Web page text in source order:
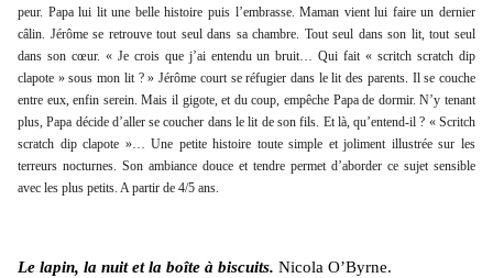
peur. Papa lui lit une belle histoire puis l’embrasse. Maman vient lui faire un dernier
câlin. Jérôme se retrouve tout seul dans sa chambre. Tout seul dans son lit, tout seul
dans son cœur. « Je crois que j’ai entendu un bruit… Qui fait « scritch scratch dip
clapote » sous mon lit ? » Jérôme court se réfugier dans le lit des parents. Il se couche
entre eux, enfin serein. Mais il gigote, et du coup, empêche Papa de dormir. N’y tenant
plus, Papa décide d’aller se coucher dans le lit de son fils. Et là, qu’entend-il ? « Scritch
scratch dip clapote »… Une petite histoire toute simple et joliment illustrée sur les
terreurs nocturnes. Son ambiance douce et tendre permet d’aborder ce sujet sensible
avec les plus petits. A partir de 4/5 ans.
Le lapin, la nuit et la boîte à biscuits. Nicola O’Byrne.